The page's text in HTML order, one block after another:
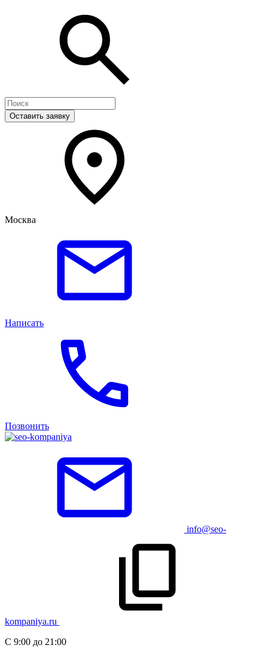
Оставить заявку
Москва
Написать
Позвонить
info@seo-
kompaniya.ru
С 9:00 до 21:00